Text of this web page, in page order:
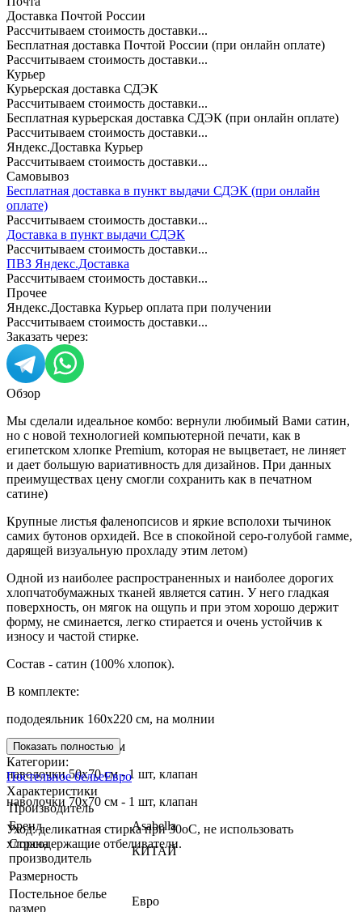
Доставка Почтой России
Рассчитываем стоимость доставки...
Бесплатная доставка Почтой России (при онлайн оплате)
Рассчитываем стоимость доставки...
Курьер
Курьерская доставка СДЭК
Рассчитываем стоимость доставки...
Бесплатная курьерская доставка СДЭК (при онлайн оплате)
Рассчитываем стоимость доставки...
Яндекс.Доставка Курьер
Рассчитываем стоимость доставки...
Самовывоз
Бесплатная доставка в пункт выдачи СДЭК (при онлайн
оплате)
Рассчитываем стоимость доставки...
Доставка в пункт выдачи СДЭК
Рассчитываем стоимость доставки...
ПВЗ Яндекс.Доставка
Рассчитываем стоимость доставки...
Прочее
Яндекс.Доставка Курьер оплата при получении
Рассчитываем стоимость доставки...
Заказать через:
Обзор
Мы сделали идеальное комбо: вернули любимый Вами сатин,
но с новой технологией компьютерной печати, как в
египетском хлопке Premium, которая не выцветает, не линяет
и дает большую вариативность для дизайнов. При данных
преимуществах цену смогли сохранить как в печатном
сатине)
Крупные листья фаленопсисов и яркие всполохи тычинок
самих бутонов орхидей. Все в спокойной серо-голубой гамме,
дарящей визуальную прохладу этим летом)
Одной из наиболее распространенных и наиболее дорогих
хлопчатобумажных тканей является сатин. У него гладкая
поверхность, он мягок на ощупь и при этом хорошо держит
форму, не сминается, легко стирается и очень устойчив к
износу и частой стирке.
Состав - сатин (100% хлопок).
В комплекте:
пододеяльник 160х220 см, на молнии
простыня 180х245 см
наволочки 50х70 см - 1 шт, клапан
наволочки 70х70 см - 1 шт, клапан
Уход: деликатная стирка при 30оС, не использовать
хлорсодержащие отбеливатели.
Показать полностью
Категории:
Постельное бельеЕвро
Характеристики
Производитель
Бренд
Asabella
Страна
производитель
КИТАЙ
Размерность
Постельное белье
размер
Евро